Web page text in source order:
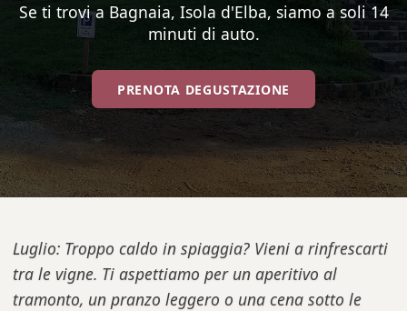
Se ti trovi a Bagnaia, Isola d'Elba, siamo a soli 14
minuti di auto.
PRENOTA DEGUSTAZIONE
Luglio: Troppo caldo in spiaggia? Vieni a rinfrescarti
tra le vigne. Ti aspettiamo per un aperitivo al
tramonto, un pranzo leggero o una cena sotto le